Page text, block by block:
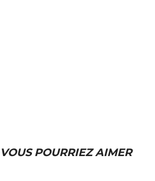
VOUS POURRIEZ AIMER